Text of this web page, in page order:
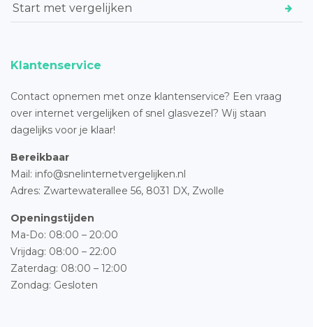
Start met vergelijken
Klantenservice
Contact opnemen met onze klantenservice? Een vraag
over internet vergelijken of snel glasvezel? Wij staan
dagelijks voor je klaar!
Bereikbaar
Mail: info@snelinternetvergelijken.nl
Adres: Zwartewaterallee 56, 8031 DX, Zwolle
Openingstijden
Ma-Do: 08:00 – 20:00
Vrijdag: 08:00 – 22:00
Zaterdag: 08:00 – 12:00
Zondag: Gesloten